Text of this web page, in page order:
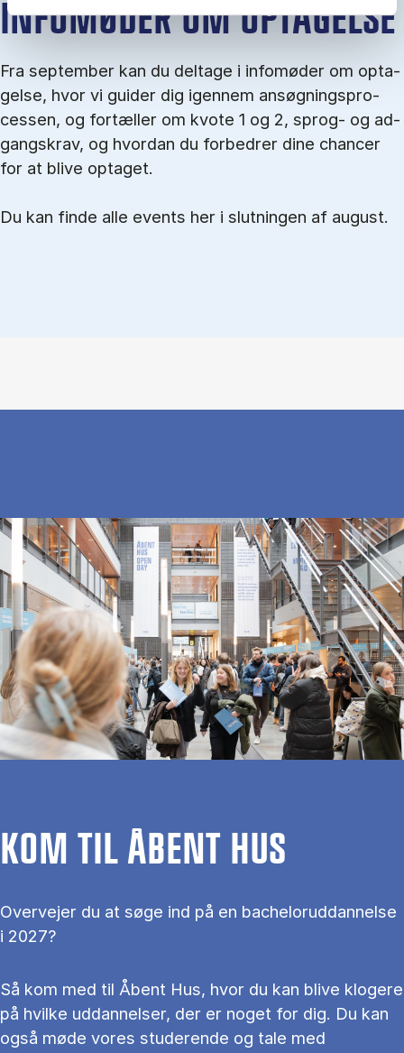
IN­FO­MØ­DER OM OP­TA­GEL­SE
Fra september kan du del­tage i in­fo­mø­der om op­ta­
gel­se, hvor vi gu­i­der dig igen­nem an­søg­nings­pro­
ces­sen, og for­tæl­ler om kvo­te 1 og 2, sprog- og ad­
gangs­krav, og hvordan du forbedrer dine chancer
for at blive optaget.
Du kan finde alle events her i slutningen af august.
KOM TIL ÅBENT HUS
Overvejer du at søge ind på en bacheloruddannelse
i 2027?
Så kom med til Åbent Hus, hvor du kan blive klogere
på hvilke uddannelser, der er noget for dig. Du kan
også møde vores studerende og tale med